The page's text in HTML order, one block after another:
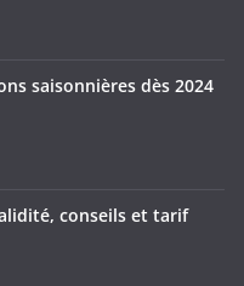
saisonnières dès 2024
conseils et tarif